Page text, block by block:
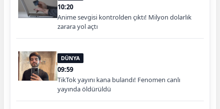
10:20
Anime sevgisi kontrolden çıktı! Milyon dolarlık
zarara yol açtı
DÜNYA
09:59
TikTok yayını kana bulandı! Fenomen canlı
yayında öldürüldü